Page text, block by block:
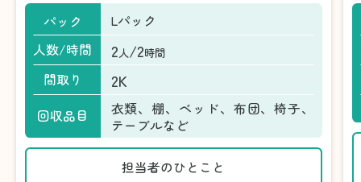
パック
Lパック
人数/時間
2人 /2時間
間取り 2K
回収品目
衣類、棚、ベッド、布団、椅子、
テーブルなど
担当者のひとこと